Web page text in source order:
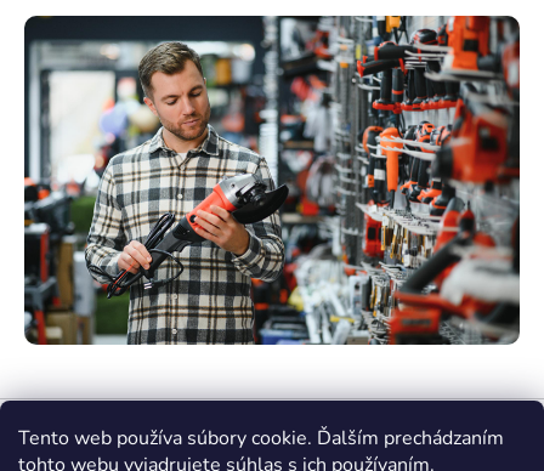
Tento web používa súbory cookie. Ďalším prechádzaním
tohto webu vyjadrujete súhlas s ich používaním.